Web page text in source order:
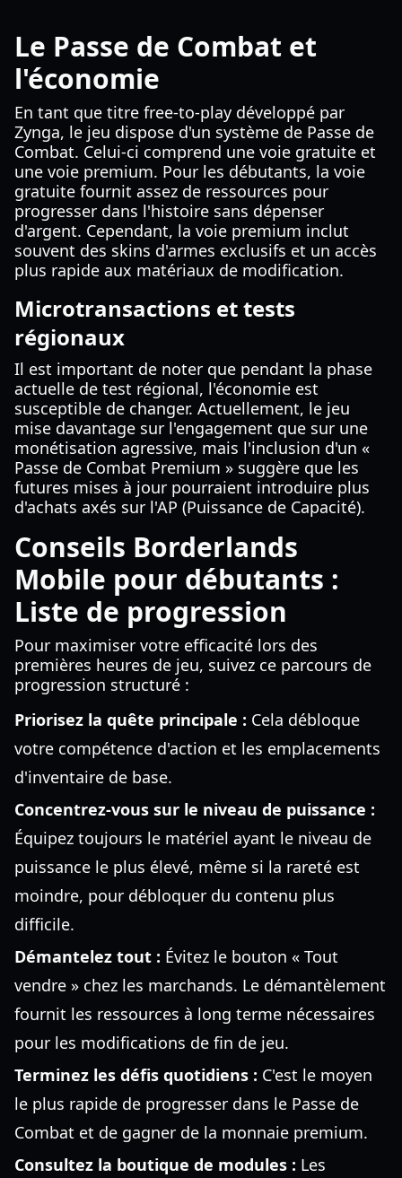
Le Passe de Combat et
l'économie
En tant que titre free-to-play développé par
Zynga, le jeu dispose d'un système de Passe de
Combat. Celui-ci comprend une voie gratuite et
une voie premium. Pour les débutants, la voie
gratuite fournit assez de ressources pour
progresser dans l'histoire sans dépenser
d'argent. Cependant, la voie premium inclut
souvent des skins d'armes exclusifs et un accès
plus rapide aux matériaux de modification.
Microtransactions et tests
régionaux
Il est important de noter que pendant la phase
actuelle de test régional, l'économie est
susceptible de changer. Actuellement, le jeu
mise davantage sur l'engagement que sur une
monétisation agressive, mais l'inclusion d'un «
Passe de Combat Premium » suggère que les
futures mises à jour pourraient introduire plus
d'achats axés sur l'AP (Puissance de Capacité).
Conseils Borderlands
Mobile pour débutants :
Liste de progression
Pour maximiser votre efficacité lors des
premières heures de jeu, suivez ce parcours de
progression structuré :
Priorisez la quête principale : Cela débloque
votre compétence d'action et les emplacements
d'inventaire de base.
Concentrez-vous sur le niveau de puissance :
Équipez toujours le matériel ayant le niveau de
puissance le plus élevé, même si la rareté est
moindre, pour débloquer du contenu plus
difficile.
Démantelez tout : Évitez le bouton « Tout
vendre » chez les marchands. Le démantèlement
fournit les ressources à long terme nécessaires
pour les modifications de fin de jeu.
Terminez les défis quotidiens : C'est le moyen
le plus rapide de progresser dans le Passe de
Combat et de gagner de la monnaie premium.
Consultez la boutique de modules : Les